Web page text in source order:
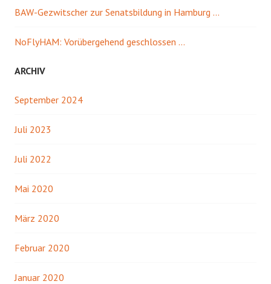
BAW-Gezwitscher zur Senatsbildung in Hamburg …
NoFlyHAM: Vorübergehend geschlossen …
ARCHIV
September 2024
Juli 2023
Juli 2022
Mai 2020
März 2020
Februar 2020
Januar 2020